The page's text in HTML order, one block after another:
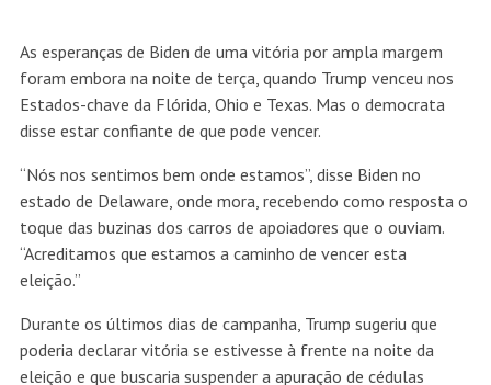
As esperanças de Biden de uma vitória por ampla margem
foram embora na noite de terça, quando Trump venceu nos
Estados-chave da Flórida, Ohio e Texas. Mas o democrata
disse estar confiante de que pode vencer.
“Nós nos sentimos bem onde estamos”, disse Biden no
estado de Delaware, onde mora, recebendo como resposta o
toque das buzinas dos carros de apoiadores que o ouviam.
“Acreditamos que estamos a caminho de vencer esta
eleição.”
Durante os últimos dias de campanha, Trump sugeriu que
poderia declarar vitória se estivesse à frente na noite da
eleição e que buscaria suspender a apuração de cédulas